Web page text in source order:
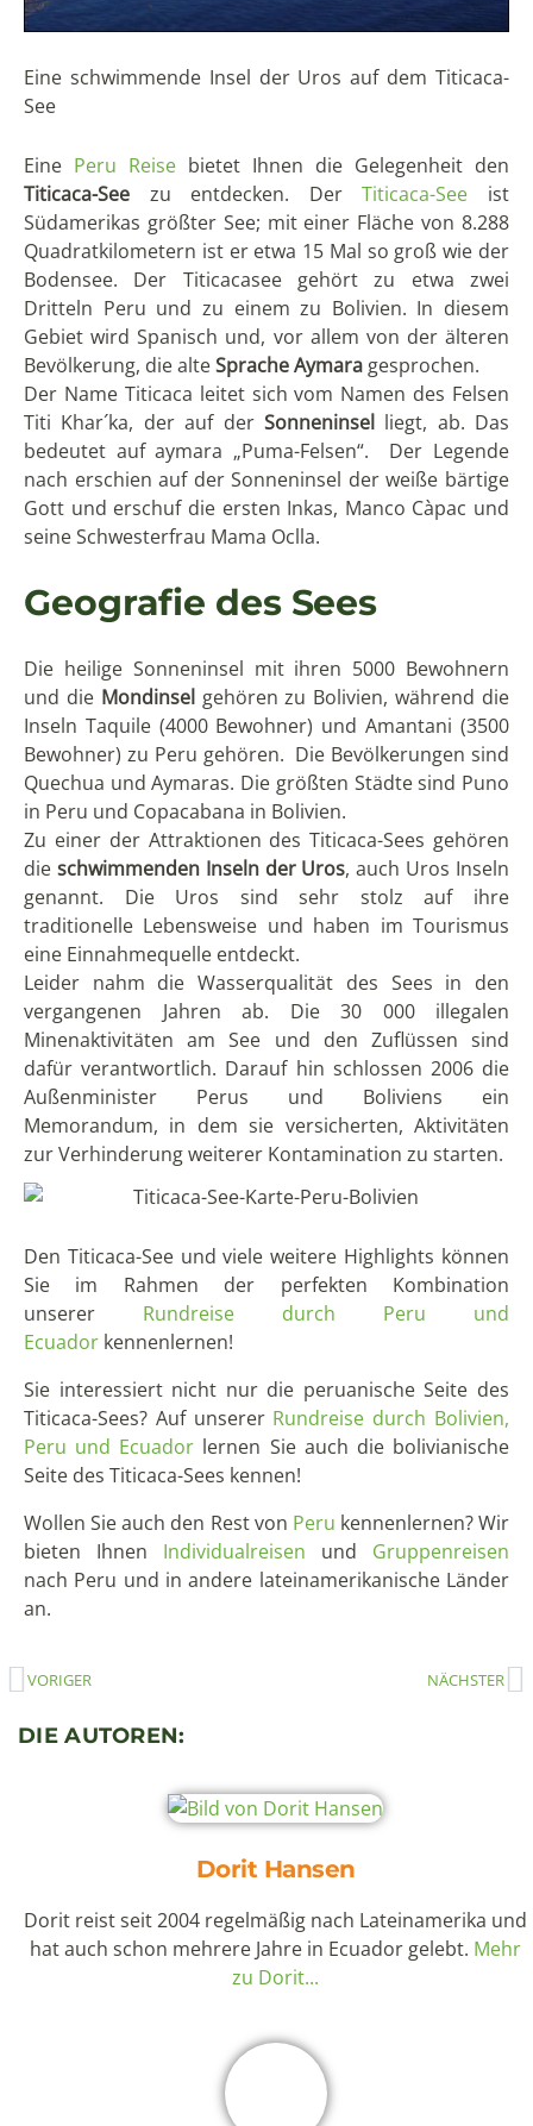
Eine schwimmende Insel der Uros auf dem Titicaca-
See
Eine Peru Reise bietet Ihnen die Gelegenheit den
Titicaca-See zu entdecken. DerTiticaca-See ist
Südamerikas größter See; mit einer Fläche von 8.288
Quadratkilometern ist er etwa 15 Mal so groß wie der
Bodensee. Der Titicacasee gehört zu etwa zwei
Dritteln Peru und zu einem zu Bolivien. In diesem
Gebiet wird Spanisch und, vor allem von der älteren
Bevölkerung, die alteSprache Aymara gesprochen.
Der Name Titicaca leitet sich vom Namen des Felsen
Titi Khar´ka, der auf der Sonneninsel liegt, ab. Das
bedeutet auf aymara „Puma-Felsen“. Der Legende
nach erschien auf der Sonneninsel der weiße bärtige
Gott und erschuf die ersten Inkas, Manco Càpac und
seine Schwesterfrau Mama Oclla.
Geografie des Sees
Die heilige Sonneninsel mit ihren 5000 Bewohnern
und die Mondinsel gehören zu Bolivien, während die
Inseln Taquile (4000 Bewohner) und Amantani (3500
Bewohner) zu Peru gehören. Die Bevölkerungen sind
Quechua und Aymaras. Die größten Städte sind Puno
in Peru und Copacabana in Bolivien.
Zu einer der Attraktionen des Titicaca-Sees gehören
die schwimmenden Inseln der Uros, auch Uros Inseln
genannt. Die Uros sind sehr stolz auf ihre
traditionelle Lebensweise und haben im Tourismus
eine Einnahmequelle entdeckt.
Leider nahm die Wasserqualität des Sees in den
vergangenen Jahren ab. Die 30 000 illegalen
Minenaktivitäten am See und den Zuflüssen sind
dafür verantwortlich. Darauf hin schlossen 2006 die
Außenminister Perus und Boliviens ein
Memorandum, in dem sie versicherten, Aktivitäten
zur Verhinderung weiterer Kontamination zu starten.
Den Titicaca-See und viele weitere Highlights können
Sie im Rahmen der perfekten Kombination
unserer Rundreise durch Peru und
Ecuador kennenlernen!
Sie interessiert nicht nur die peruanische Seite des
Titicaca-Sees? Auf unserer Rundreise durch Bolivien,
Peru und Ecuador lernen Sie auch die bolivianische
Seite des Titicaca-Sees kennen!
Wollen Sie auch den Rest von Peru kennenlernen? Wir
bieten Ihnen Individualreisen und Gruppenreisen
nach Peru und in andere lateinamerikanische Länder
an.
VORIGER NÄCHSTER
DIE AUTOREN:
Dorit Hansen
Dorit reist seit 2004 regelmäßig nach Lateinamerika und
hat auch schon mehrere Jahre in Ecuador gelebt. Mehr
zu Dorit...
Xavier Arias León